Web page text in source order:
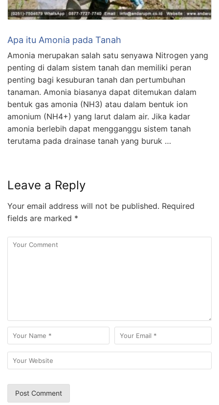
Apa itu Amonia pada Tanah
Amonia merupakan salah satu senyawa Nitrogen yang
penting di dalam sistem tanah dan memiliki peran
penting bagi kesuburan tanah dan pertumbuhan
tanaman. Amonia biasanya dapat ditemukan dalam
bentuk gas amonia (NH3) atau dalam bentuk ion
amonium (NH4+) yang larut dalam air. Jika kadar
amonia berlebih dapat mengganggu sistem tanah
terutama pada drainase tanah yang buruk …
Leave a Reply
Your email address will not be published. Required
fields are marked *